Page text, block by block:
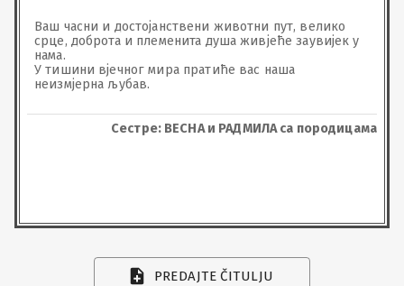
Ваш часни и достојанствени животни пут, велико
срце, доброта и племенита душа живјеће заувијек у
нама.
У тишини вјечног мира пратиће вас наша
неизмјерна љубав.
Сестре: ВЕСНА и РАДМИЛА са породицама
PREDAJTE ČITULJU